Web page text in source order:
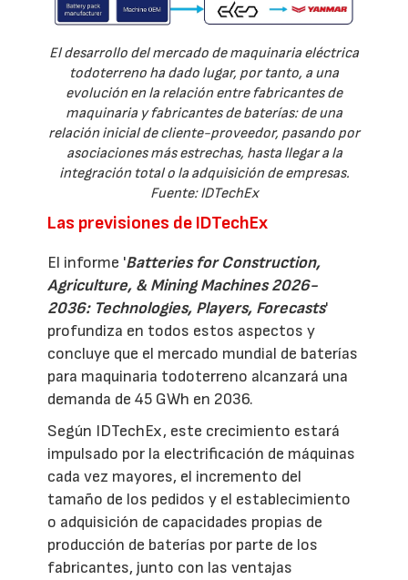
El desarrollo del mercado de maquinaria eléctrica
todoterreno ha dado lugar, por tanto, a una
evolución en la relación entre fabricantes de
maquinaria y fabricantes de baterías: de una
relación inicial de cliente-proveedor, pasando por
asociaciones más estrechas, hasta llegar a la
integración total o la adquisición de empresas.
Fuente: IDTechEx
Las previsiones de IDTechEx
El informe 'Batteries for Construction,
Agriculture, & Mining Machines 2026-
2036: Technologies, Players, Forecasts'
profundiza en todos estos aspectos y
concluye que el mercado mundial de baterías
para maquinaria todoterreno alcanzará una
demanda de 45 GWh en 2036.
Según IDTechEx, este crecimiento estará
impulsado por la electrificación de máquinas
cada vez mayores, el incremento del
tamaño de los pedidos y el establecimiento
o adquisición de capacidades propias de
producción de baterías por parte de los
fabricantes, junto con las ventajas